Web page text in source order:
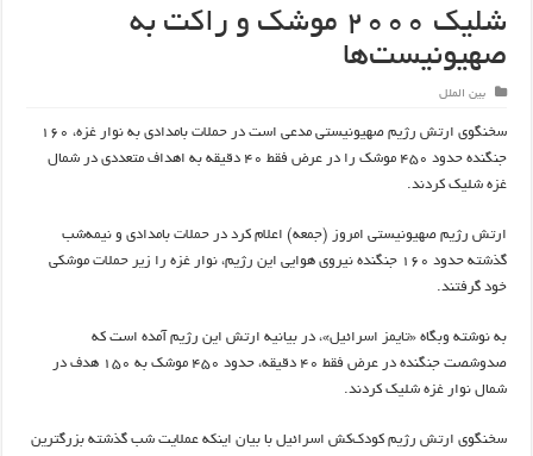
شلیک ۲۰۰۰ موشک و راکت به
صهیونیست‌ها
بین الملل
سخنگوی ارتش رژیم صهیونیستی مدعی است در حملات بامدادی به نوار غزه، ۱۶۰
جنگنده حدود ۴۵۰ موشک را در عرض فقط ۴۰ دقیقه به اهداف متعددی در شمال
غزه شلیک کردند.
ارتش رژیم صهیونیستی امروز (جمعه) اعلام کرد در حملات بامدادی و نیمه‌شب
گذشته حدود ۱۶۰ جنگنده نیروی هوایی این رژیم، نوار غزه را زیر حملات موشکی
خود گرفتند.
به نوشته وبگاه «تایمز اسرائیل»، در بیانیه ارتش این رژیم آمده است که
صدوشصت جنگنده در عرض فقط ۴۰ دقیقه، حدود ۴۵۰ موشک به ۱۵۰ هدف در
شمال نوار غزه شلیک کردند.
سخنگوی ارتش رژیم کودک‌کش اسرائیل با بیان اینکه عملایت شب گذشته بزرگترین